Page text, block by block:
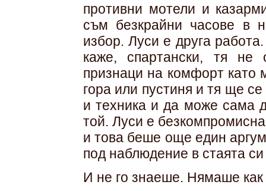
противни мотели и
съм безкрайни часове в
избор. Луси е друга
каже, спартански, тя
признаци на комфорт като
гора или пустиня и тя ще
и техника и да може сама
той. Луси е
и това беше още един
под наблюдение в стаята
И не го знаеше. Нямаше как